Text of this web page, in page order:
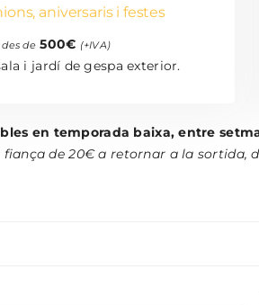
aniversaris i festes
des de500€ (+IVA)
i jardí de gespa exterior.
en temporada baixa, entre
de 20€ a retornar a la sortida,